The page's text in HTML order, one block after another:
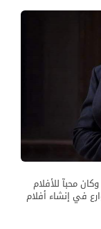
محبآ للأفلام
في إنشاء أفلام